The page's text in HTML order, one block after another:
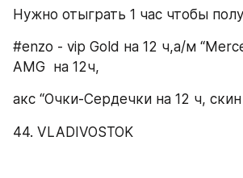
Нужно отыграть 1 час чтобы
#enzo - vip Gold на 12 ч,а/м
AMG  на 12ч,
акс “Очки-Сердечки на 12 ч, скин
44. VLADIVOSTOK